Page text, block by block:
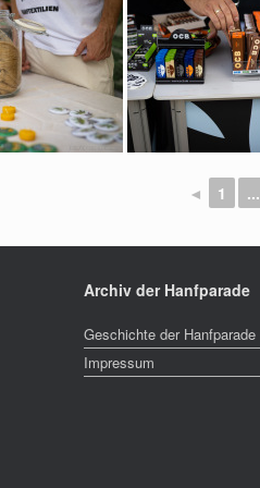
◄ 1 ...
Archiv der Hanfparade
Geschichte der Hanfparade
Impressum